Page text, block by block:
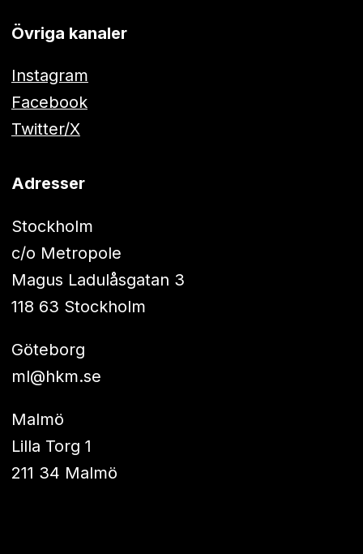
Övriga kanaler
Instagram
Facebook
Twitter/X
Adresser
Stockholm
c/o Metropole
Magus Ladulåsgatan 3
118 63 Stockholm
Göteborg
ml@hkm.se
Malmö
Lilla Torg 1
211 34 Malmö